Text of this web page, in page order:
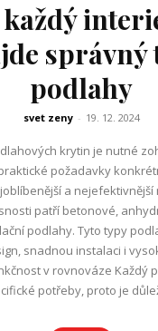
správný
podlahy
svet zeny - 19. 12. 2024
krytin je nutné
požadavky
a nejefektivnější
patří betonové,
podlahy. Tyto typy
snadnou instalaci i
Každý prostor má své
potřeby, proto je